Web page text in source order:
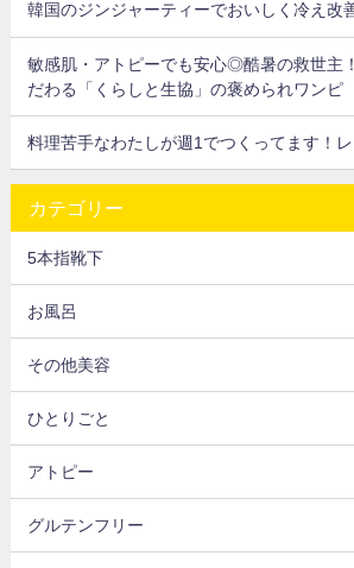
韓国のジンジャーティーでおいしく冷え改
敏感肌・アトピーでも安心◎酷暑の救世主
だわる「くらしと生協」の褒められワンピ
料理苦手なわたしが週1でつくってます！
カテゴリー
5本指靴下
お風呂
その他美容
ひとりごと
アトピー
グルテンフリー